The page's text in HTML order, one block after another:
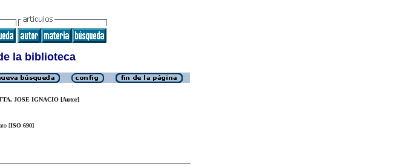
la biblioteca
JOSE IGNACIO [Autor]
[ISO 690]